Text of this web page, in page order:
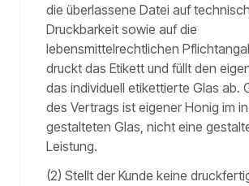
die überlassene Datei auf
Druckbarkeit sowie auf die
lebensmittelrechtlichen
druckt das Etikett und füllt den
das individuell etikettierte Glas ab.
des Vertrags ist eigener Honig im
gestalteten Glas, nicht eine
Leistung.
(2) Stellt der Kunde keine